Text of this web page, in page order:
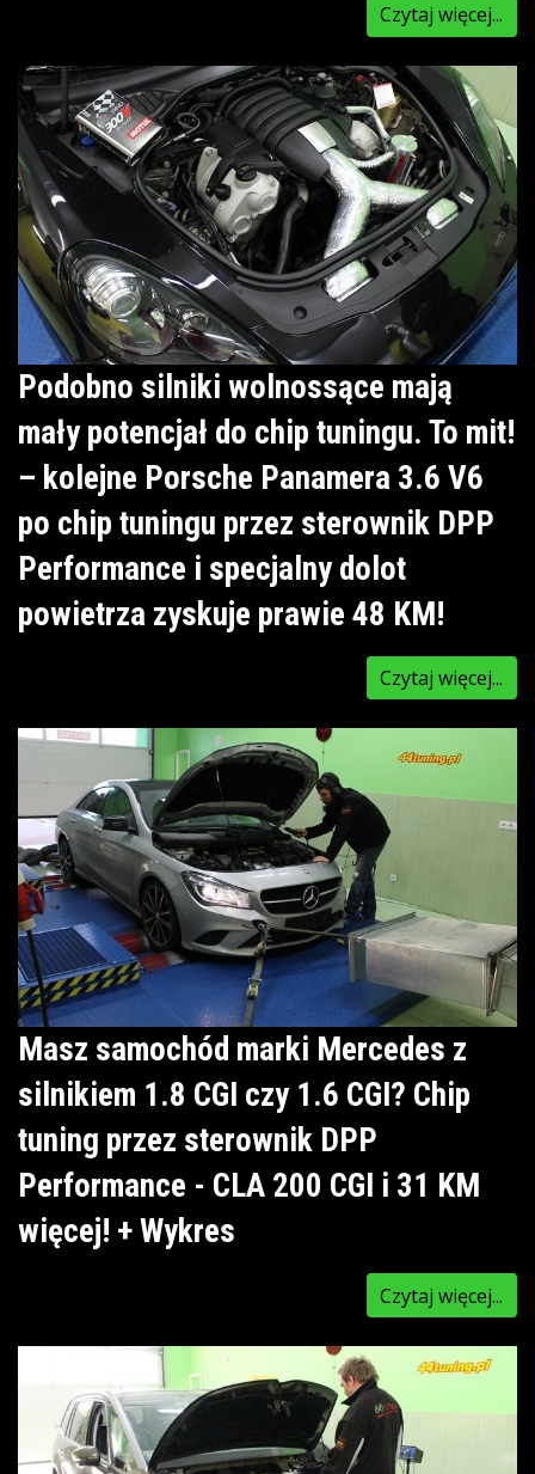
Czytaj więcej...
Podobno silniki wolnossące mają
mały potencjał do chip tuningu. To mit!
– kolejne Porsche Panamera 3.6 V6
po chip tuningu przez sterownik DPP
Performance i specjalny dolot
powietrza zyskuje prawie 48 KM!
Czytaj więcej...
Masz samochód marki Mercedes z
silnikiem 1.8 CGI czy 1.6 CGI? Chip
tuning przez sterownik DPP
Performance - CLA 200 CGI i 31 KM
więcej! + Wykres
Czytaj więcej...